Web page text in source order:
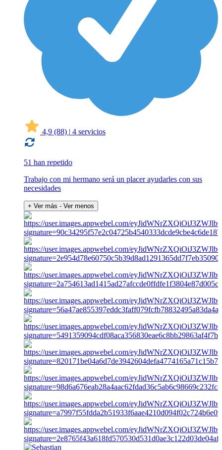
4,9 (88) | 4 servicios
51 han repetido
Trabajo con mi hermano será un placer ayudarles con sus
necesidades
+ Ver más - Ver menos